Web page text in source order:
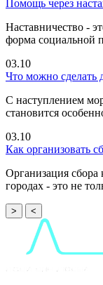
Помощь через
Наставничество -
форма социальной
03.10
Что можно сделать
С наступлением
становится
03.10
Как организовать
Организация
городах - это не
> <